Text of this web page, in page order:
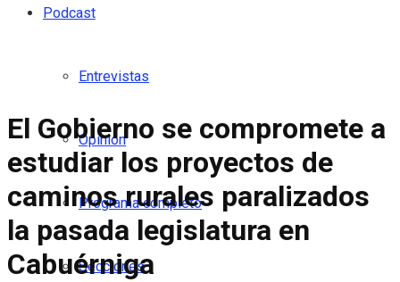
Podcast
Entrevistas
Opinión
Programa completo
Secciones
El Gobierno se compromete a
estudiar los proyectos de
caminos rurales paralizados
la pasada legislatura en
Cabuérniga